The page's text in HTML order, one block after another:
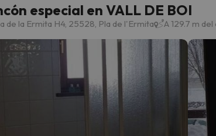
Escapades
No hem trobat resultats que coincideixin amb la
especial en VALL DE BOI
de la Ermita H4, 25528, Pla de l'Ermita A 129.7 m